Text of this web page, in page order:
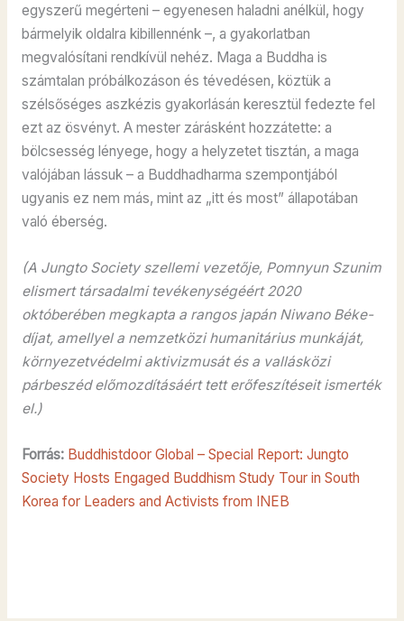
egyszerű megérteni – egyenesen haladni anélkül, hogy
bármelyik oldalra kibillennénk –, a gyakorlatban
megvalósítani rendkívül nehéz. Maga a Buddha is
számtalan próbálkozáson és tévedésen, köztük a
szélsőséges aszkézis gyakorlásán keresztül fedezte fel
ezt az ösvényt. A mester zárásként hozzátette: a
bölcsesség lényege, hogy a helyzetet tisztán, a maga
valójában lássuk – a Buddhadharma szempontjából
ugyanis ez nem más, mint az „itt és most” állapotában
való éberség.
(A Jungto Society szellemi vezetője, Pomnyun Szunim
elismert társadalmi tevékenységéért 2020
októberében megkapta a rangos japán Niwano Béke-
díjat, amellyel a nemzetközi humanitárius munkáját,
környezetvédelmi aktivizmusát és a vallásközi
párbeszéd előmozdításáért tett erőfeszítéseit ismerték
el.)
Forrás: Buddhistdoor Global – Special Report: Jungto
Society Hosts Engaged Buddhism Study Tour in South
Korea for Leaders and Activists from INEB